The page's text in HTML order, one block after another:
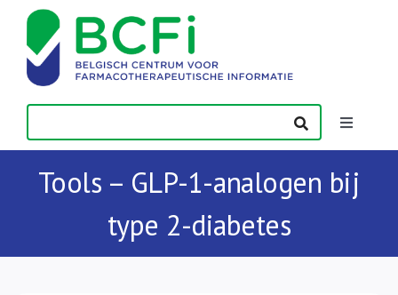
content
Toggle
Nieuws
Tools – GLP-1-analogen bij
type 2-diabetes